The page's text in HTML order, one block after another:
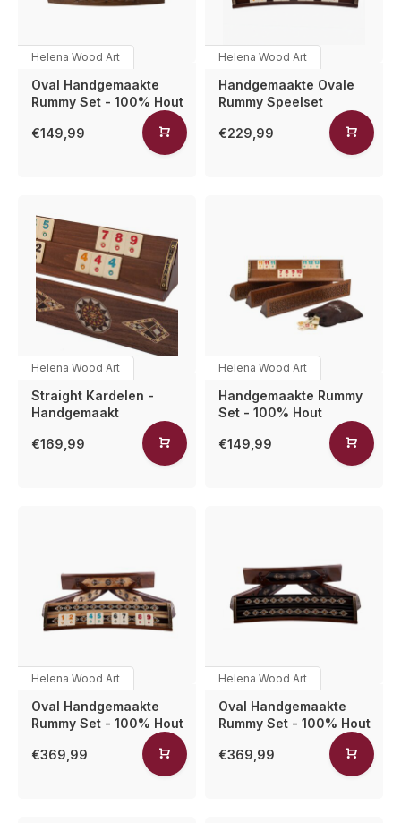
Helena Wood Art
Oval Handgemaakte
Rummy Set - 100% Hout
€149,99
Helena Wood Art
Handgemaakte Ovale
Rummy Speelset
€229,99
Helena Wood Art
Straight Kardelen -
Handgemaakt
€169,99
Helena Wood Art
Handgemaakte Rummy
Set - 100% Hout
€149,99
Helena Wood Art
Oval Handgemaakte
Rummy Set - 100% Hout
€369,99
Helena Wood Art
Oval Handgemaakte
Rummy Set - 100% Hout
€369,99